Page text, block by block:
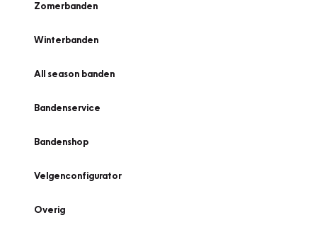
Zomerbanden
Winterbanden
All season banden
Bandenservice
Bandenshop
Velgenconfigurator
Overig